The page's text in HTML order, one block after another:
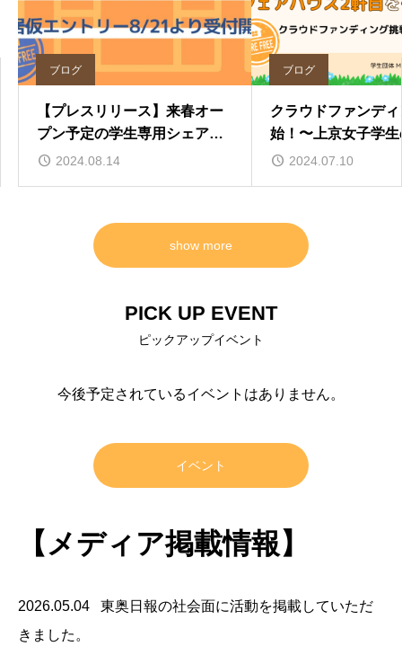
ブログ
【プレスリリース】来春オー
プン予定の学生専用シェアハ
ウス 入居仮エントリー 8/21よ
2024.08.14
ブログ
クラウドファンデ
始！〜上京女子学
シェアハウス「ハ
2024.07.10
show more
PICK UP EVENT
ピックアップイベント
今後予定されているイベントはありません。
イベント
【メディア掲載情報】
2026.05.04 東奥日報の社会面に活動を掲載していただ
きました。